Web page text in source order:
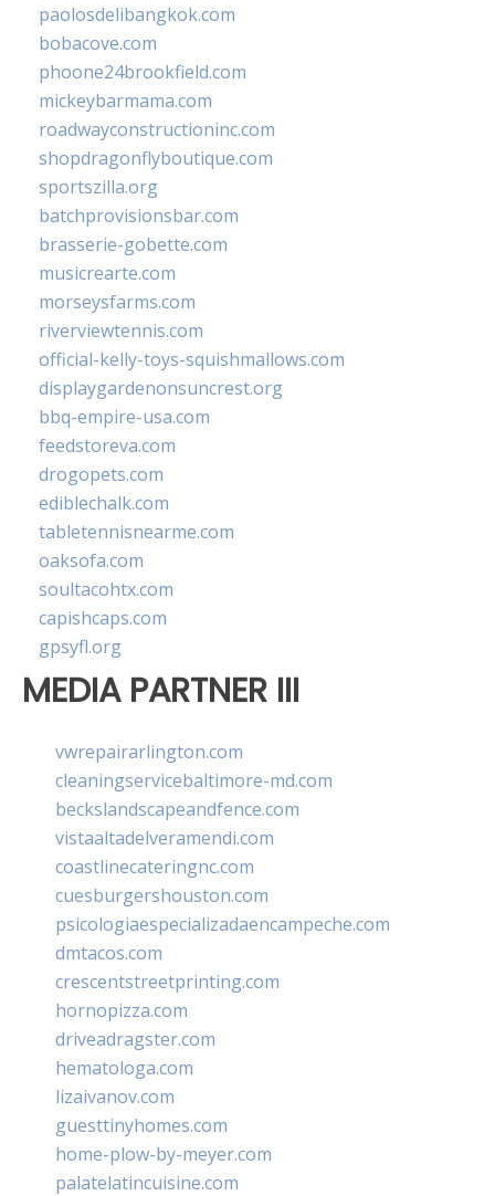
paolosdelibangkok.com
bobacove.com
phoone24brookfield.com
mickeybarmama.com
roadwayconstructioninc.com
shopdragonflyboutique.com
sportszilla.org
batchprovisionsbar.com
brasserie-gobette.com
musicrearte.com
morseysfarms.com
riverviewtennis.com
official-kelly-toys-squishmallows.com
displaygardenonsuncrest.org
bbq-empire-usa.com
feedstoreva.com
drogopets.com
ediblechalk.com
tabletennisnearme.com
oaksofa.com
soultacohtx.com
capishcaps.com
gpsyfl.org
MEDIA PARTNER III
vwrepairarlington.com
cleaningservicebaltimore-md.com
beckslandscapeandfence.com
vistaaltadelveramendi.com
coastlinecateringnc.com
cuesburgershouston.com
psicologiaespecializadaencampeche.com
dmtacos.com
crescentstreetprinting.com
hornopizza.com
driveadragster.com
hematologa.com
lizaivanov.com
guesttinyhomes.com
home-plow-by-meyer.com
palatelatincuisine.com